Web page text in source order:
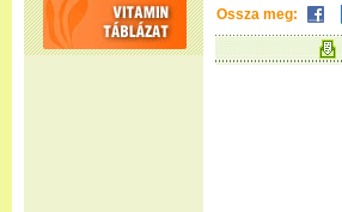
Ossza meg: